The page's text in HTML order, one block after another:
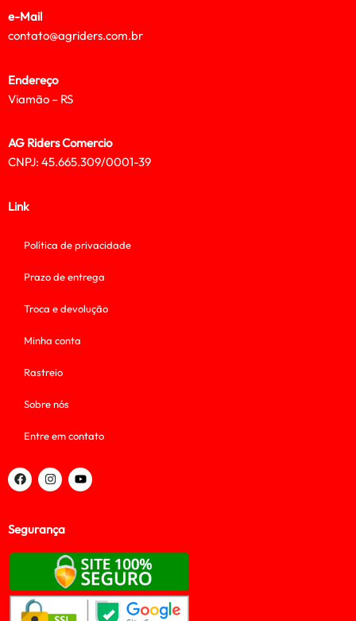
e-Mail
contato@agriders.com.br
Endereço
Viamão – RS
AG Riders Comercio
CNPJ: 45.665.309/0001-39
Link
Política de privacidade
Prazo de entrega
Troca e devolução
Minha conta
Rastreio
Sobre nós
Entre em contato
Segurança